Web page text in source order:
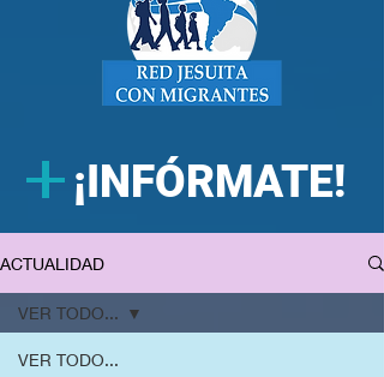
+ ¡INFÓRMATE!
ACTUALIDAD
VER TODO...
VER TODO...